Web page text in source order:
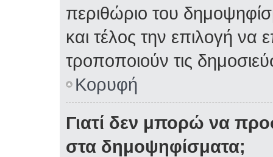
περιθώριο του
και τέλος την επιλογή να
τροποποιούν τις
Κορυφή
Γιατί δεν μπορώ να
στα δημοψηφίσματα;